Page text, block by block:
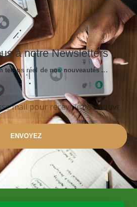
à notre Newsletters
temps réel de nos nouveautés ...
ENVOYEZ